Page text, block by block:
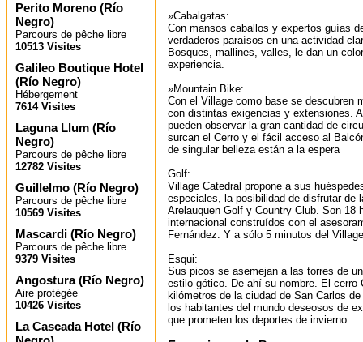
Perito Moreno (Río
Negro)
Parcours de pêche libre
10513 Visites
Galileo Boutique Hotel
(Río Negro)
Hébergement
7614 Visites
Laguna Llum (Río
Negro)
Parcours de pêche libre
12782 Visites
Guillelmo (Río Negro)
Parcours de pêche libre
10569 Visites
Mascardi (Río Negro)
Parcours de pêche libre
9379 Visites
Angostura(Río Negro)
Aire protégée
10426 Visites
La Cascada Hotel (Río
»Cabalgatas:
Con mansos caballos y expertos guías
verdaderos paraísos en una actividad
Bosques, mallines, valles, le dan un
experiencia.
»Mountain Bike:
Con el Village como base se descubren
con distintas exigencias y extensiones.
pueden observar la gran cantidad de
surcan el Cerro y el fácil acceso al
de singular belleza están a la espera
Golf:
Village Catedral propone a sus
especiales, la posibilidad de disfrutar de
Arelauquen Golf y Country Club. Son 18
internacional construídos con el
Fernández. Y a sólo 5 minutos del
Esqui:
Sus picos se asemejan a las torres de
estilo gótico. De ahí su nombre. El cerro
kilómetros de la ciudad de San Carlos
los habitantes del mundo deseosos de
que prometen los deportes de invierno